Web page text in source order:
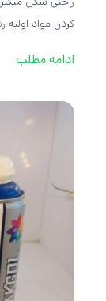
کردن مواد
ادامه مطلب